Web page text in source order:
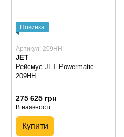
Новинка
Артикул: 209HH
JET
Рейсмус JET Powermatic
209HH
275 625 грн
В наявності
Купити